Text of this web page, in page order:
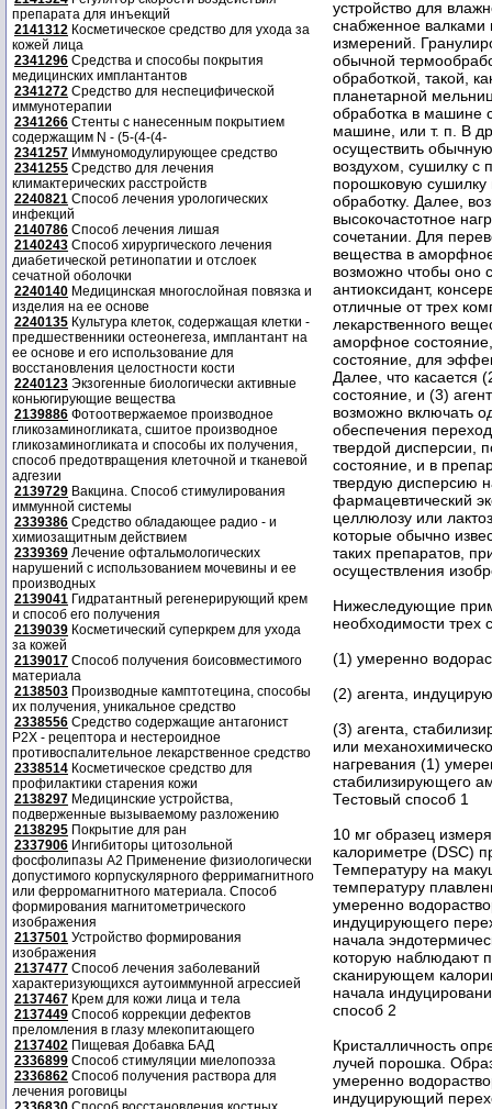
препарата для инъекций
2141312 Косметическое средство для ухода за
кожей лица
2341296 Средства и способы покрытия
медицинских имплантантов
2341272 Средство для неспецифической
иммунотерапии
2341266 Стенты с нанесенным покрытием
содержащим N - (5-(4-(4-
2341257 Иммуномодулирующее средство
2341255 Средство для лечения
климактерических расстройств
2240821 Способ лечения урологических
инфекций
2140786 Способ лечения лишая
2140243 Способ хирургического лечения
диабетической ретинопатии и отслоек
сечатной оболочки
2240140 Медицинская многослойная повязка и
изделия на ее основе
2240135 Культура клеток, содержащая клетки -
предшественники остеонегеза, имплантант на
ее основе и его использование для
восстановления целостности кости
2240123 Экзогенные биологически активные
коньюгирующие вещества
2139886 Фотоотвержаемое производное
гликозаминогликата, сшитое производное
гликозаминогликата и способы их получения,
способ предотвращения клеточной и тканевой
адгезии
2139729 Вакцина. Способ стимулирования
иммунной системы
2339386 Средство обладающее радио - и
химиозащитным действием
2339369 Лечение офтальмологических
нарушений с использованием мочевины и ее
производных
2139041 Гидратантный регенерирующий крем
и способ его получения
2139039 Косметический суперкрем для ухода
за кожей
2139017 Способ получения боисовместимого
материала
2138503 Производные камптотецина, способы
их получения, уникальное средство
2338556 Средство содержащие антагонист
Р2Х - рецептора и нестероидное
противоспалительное лекарственное средство
2338514 Косметическое средство для
профилактики старения кожи
2138297 Медицинские устройства,
подверженные вызываемому разложению
2138295 Покрытие для ран
2337906 Ингибиторы цитозольной
фосфолипазы А2 Применение физиологически
допустимого корпускулярного ферримагнитного
или ферромагнитного материала. Способ
формирования магнитометрического
изображения
2137501 Устройство формирования
изображения
2137477 Способ лечения заболеваний
характеризующихся аутоиммунной агрессией
2137467 Крем для кожи лица и тела
2137449 Способ коррекции дефектов
преломления в глазу млекопитающего
2137402 Пищевая Добавка БАД
2336899 Способ стимуляции миелопоэза
2336862 Способ получения раствора для
лечения роговицы
Нижеследующие
необходимости трех
(1) умеренно
(2) агента,
(3) агента,
или
нагревания (1)
стабилизирующего
Тестовый способ 1
10 мг образец
калориметре (DSC)
Температуру на
температуру
умеренно
индуцирующего
начала
которую наблюдают
сканирующем
начала
способ 2
Кристалличность
лучей порошка.
умеренно
индуцирующий